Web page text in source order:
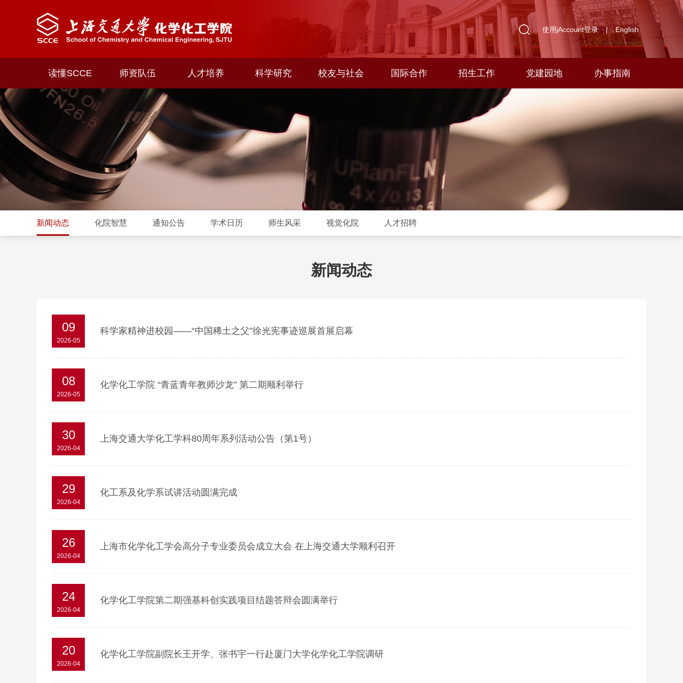
使用jAccount登录 | English
读懂SCCE 师资队伍 人才培养 科学研究 校友与社会 国际合作 招生工作 党建园地 办事指南
新闻动态 化院智慧 通知公告 学术日历 师生风采 视觉化院 人才招聘
新闻动态
09
2026-05
科学家精神进校园——“中国稀土之父”徐光宪事迹巡展首展启幕
08
2026-05
化学化工学院 “青蓝青年教师沙龙” 第二期顺利举行
30
2026-04
上海交通大学化工学科80周年系列活动公告（第1号）
29
2026-04
化工系及化学系试讲活动圆满完成
26
2026-04
上海市化学化工学会高分子专业委员会成立大会 在上海交通大学顺利召开
24
2026-04
化学化工学院第二期强基科创实践项目结题答辩会圆满举行
20
2026-04
化学化工学院副院长王开学、张书宇一行赴厦门大学化学化工学院调研